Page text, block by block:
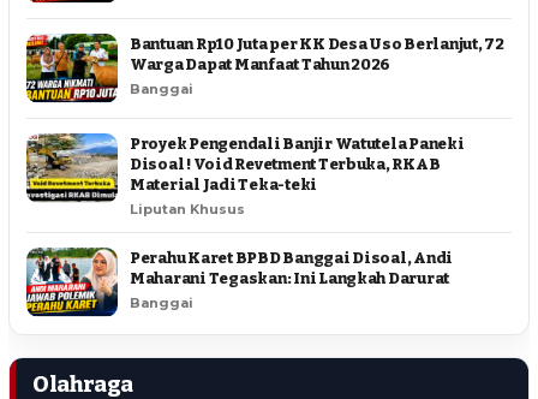
Bantuan Rp10 Juta per KK Desa Uso Berlanjut, 72
Warga Dapat Manfaat Tahun 2026
Banggai
Proyek Pengendali Banjir Watutela Paneki
Disoal ! Void Revetment Terbuka, RKAB
Material Jadi Teka-teki
Liputan Khusus
Perahu Karet BPBD Banggai Disoal, Andi
Maharani Tegaskan: Ini Langkah Darurat
Banggai
Olahraga